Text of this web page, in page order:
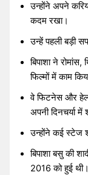
उन्होंने अपने
कदम रखा।
उन्हें पहली बड़ी
बिपाशा ने
फिल्मों में काम
वे फिटनेस और
अपनी दिनचर्या में
उन्होंने कई स्टेज
बिपाशा बसु की
2016 को हुई थी।